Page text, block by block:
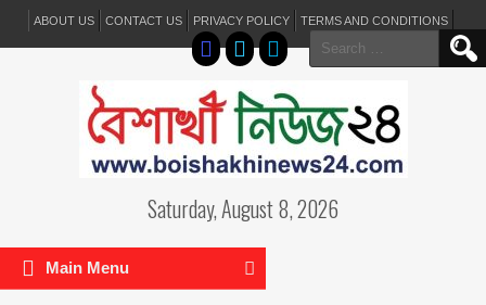
ABOUT US CONTACT US PRIVACY POLICY TERMS AND CONDITIONS
Search
for:
Saturday, August 8, 2026
Main Menu